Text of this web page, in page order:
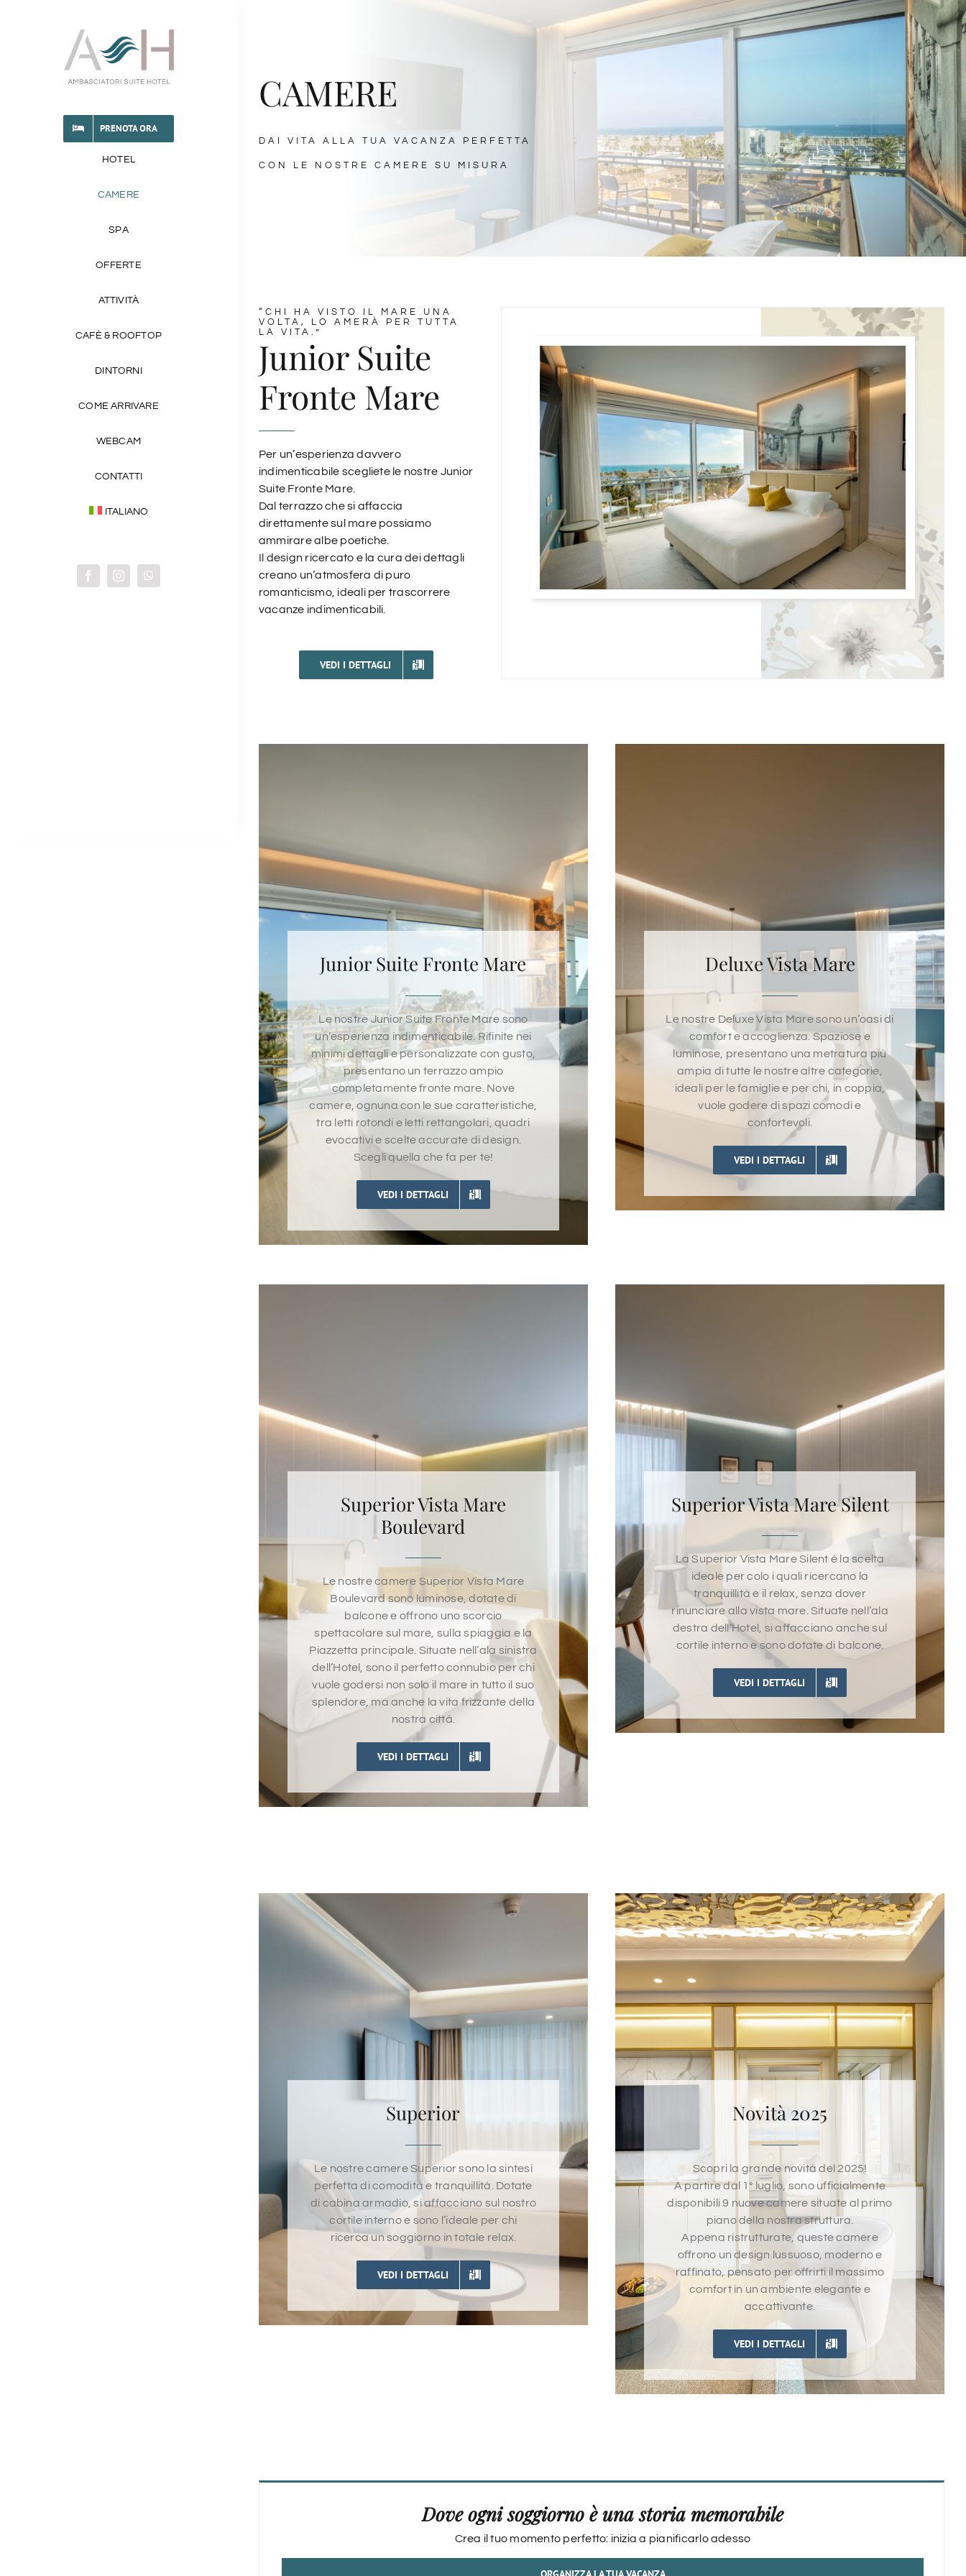
PRENOTA ORA
HOTEL
CAMERE
SPA
OFFERTE
ATTIVITÀ
CAFÈ & ROOFTOP
DINTORNI
COME ARRIVARE
WEBCAM
CONTATTI
ITALIANO
CAMERE
DAI VITA ALLA TUA VACANZA PERFETTA
CON LE NOSTRE CAMERE SU MISURA
“CHI HA VISTO IL MARE UNA
VOLTA, LO AMERÀ PER TUTTA
LA VITA.”
Junior Suite
Fronte Mare
Per un’esperienza davvero
indimenticabile scegliete le nostre Junior
Suite Fronte Mare.
Dal terrazzo che si affaccia
direttamente sul mare possiamo
ammirare albe poetiche.
Il design ricercato e la cura dei dettagli
creano un’atmosfera di puro
romanticismo, ideali per trascorrere
vacanze indimenticabili.
VEDI I DETTAGLI
Junior Suite Fronte Mare
Le nostre Junior Suite Fronte Mare sono
un’esperienza indimenticabile. Rifinite nei
minimi dettagli e personalizzate con gusto,
presentano un terrazzo ampio
completamente fronte mare. Nove
camere, ognuna con le sue caratteristiche,
tra letti rotondi e letti rettangolari, quadri
evocativi e scelte accurate di design.
Scegli quella che fa per te!
VEDI I DETTAGLI
Deluxe Vista Mare
Le nostre Deluxe Vista Mare sono un’oasi di
comfort e accoglienza. Spaziose e
luminose, presentano una metratura più
ampia di tutte le nostre altre categorie,
ideali per le famiglie e per chi, in coppia,
vuole godere di spazi comodi e
confortevoli.
VEDI I DETTAGLI
Superior Vista Mare
Boulevard
Le nostre camere Superior Vista Mare
Boulevard sono luminose, dotate di
balcone e offrono uno scorcio
spettacolare sul mare, sulla spiaggia e la
Piazzetta principale. Situate nell’ala sinistra
dell’Hotel, sono il perfetto connubio per chi
vuole godersi non solo il mare in tutto il suo
splendore, ma anche la vita frizzante della
nostra città.
VEDI I DETTAGLI
Superior Vista Mare Silent
La Superior Vista Mare Silent è la scelta
ideale per colo i quali ricercano la
tranquillità e il relax, senza dover
rinunciare alla vista mare. Situate nell’ala
destra dell’Hotel, si affacciano anche sul
cortile interno e sono dotate di balcone.
VEDI I DETTAGLI
Superior
Le nostre camere Superior sono la sintesi
perfetta di comodità e tranquillità. Dotate
di cabina armadio, si affacciano sul nostro
cortile interno e sono l’ideale per chi
ricerca un soggiorno in totale relax.
VEDI I DETTAGLI
Novità 2025
Scopri la grande novità del 2025!
A partire dal 1° luglio, sono ufficialmente
disponibili 9 nuove camere situate al primo
piano della nostra struttura.
Appena ristrutturate, queste camere
offrono un design lussuoso, moderno e
raffinato, pensato per offrirti il massimo
comfort in un ambiente elegante e
accattivante.
VEDI I DETTAGLI
Dove ogni soggiorno è una storia memorabile
Crea il tuo momento perfetto: inizia a pianificarlo adesso